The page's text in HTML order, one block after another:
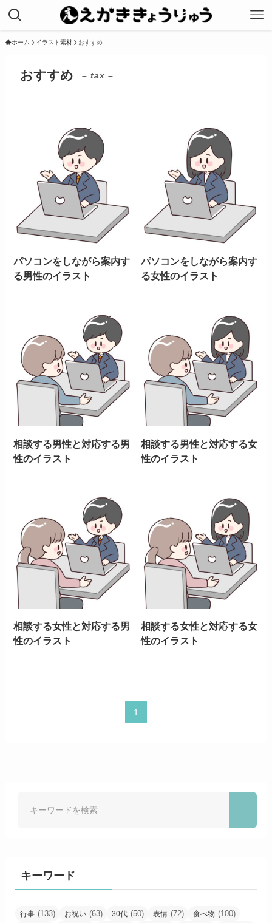
ホーム イラスト素材 おすすめ
おすすめ – tax –
パソコンをしながら案内す
る男性のイラスト
パソコンをしながら案内す
る女性のイラスト
相談する男性と対応する男
性のイラスト
相談する男性と対応する女
性のイラスト
相談する女性と対応する男
性のイラスト
相談する女性と対応する女
性のイラスト
1
キーワード
行事 (133) お祝い (63) 30代 (50) 表情 (72) 食べ物 (100)